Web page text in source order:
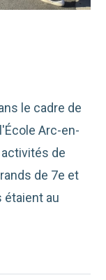
le cadre de
Arc-en-
de
de 7e et
étaient au